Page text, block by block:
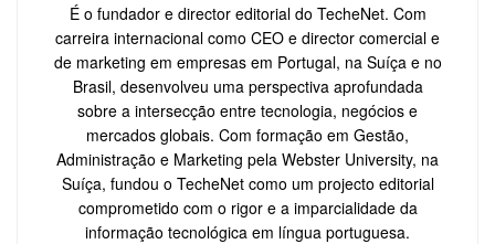
É o fundador e director editorial do TecheNet. Com
carreira internacional como CEO e director comercial e
de marketing em empresas em Portugal, na Suíça e no
Brasil, desenvolveu uma perspectiva aprofundada
sobre a intersecção entre tecnologia, negócios e
mercados globais. Com formação em Gestão,
Administração e Marketing pela Webster University, na
Suíça, fundou o TecheNet como um projecto editorial
comprometido com o rigor e a imparcialidade da
informação tecnológica em língua portuguesa.